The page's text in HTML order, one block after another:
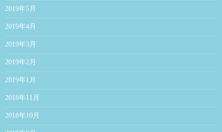
2019年5月
2019年4月
2019年3月
2019年2月
2019年1月
2018年11月
2018年10月